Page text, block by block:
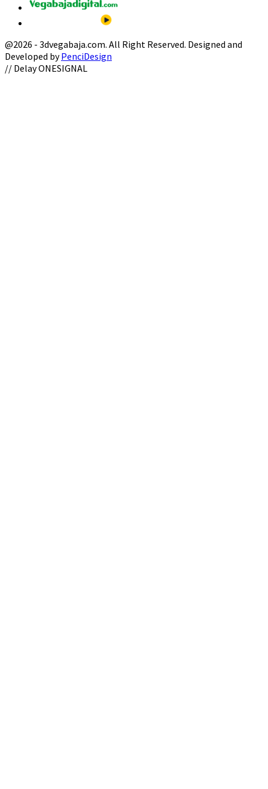
@2026 - 3dvegabaja.com. All Right Reserved. Designed and
Developed byPenciDesign
Facebook
Twitter
Instagram
Youtube
Email
// Delay ONESIGNAL